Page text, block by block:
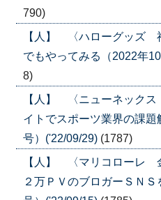
790)
【人】 〈ハローグッズ
でもやってみる（2022年
8)
【人】 〈ニューネック
イトでスポーツ業界の課題
号）('22/09/29) (1787)
【人】 〈マリコローレ
２万ＰＶのブロガーＳＮ